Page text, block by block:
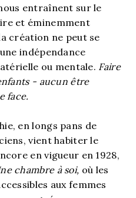
entraînent sur le
et éminemment
création ne peut se
indépendance
ou mentale. Faire
- aucun être
face.
en longs pans de
vient habiter le
en vigueur en 1928,
chambre à soi, où les
aux femmes